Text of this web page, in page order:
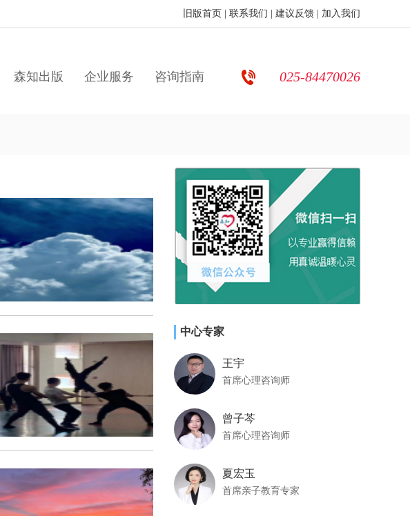
旧版首页 联系我们 建议反馈 加入我们
森知出版 企业服务 咨询指南 025-84470026
中心专家
王宇
首席心理咨询师
曾子芩
首席心理咨询师
夏宏玉
首席亲子教育专家